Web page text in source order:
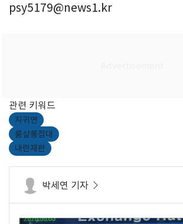
psy5179@news1.kr
관련 키워드
지귀연
룸살롱접대
내란재판
박세연 기자